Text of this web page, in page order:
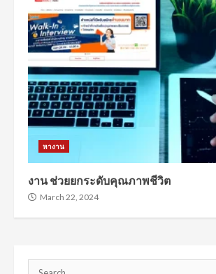
หางาน
งาน ช่วยยกระดับคุณภาพชีวิต
March 22, 2024
Search